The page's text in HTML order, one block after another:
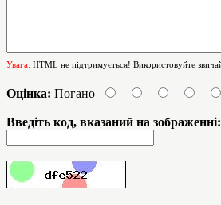
Увага: HTML не підтримується! Використовуйте
Оцінка: Погано
Введіть код, вказаний на зображенні: